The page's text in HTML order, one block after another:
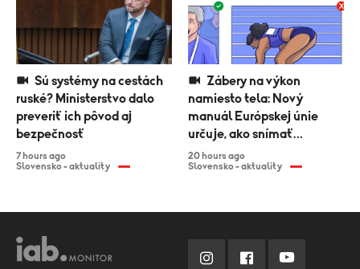
ruské? Ministerstvo dalo
preveriť ich pôvod aj
bezpečnosť
7 hours ago
Slovensko - aktuality
namiesto tela: Nový
manuál Európskej únie
určuje, ako snímať
športovkyne
20 hours ago
Slovensko - aktuality